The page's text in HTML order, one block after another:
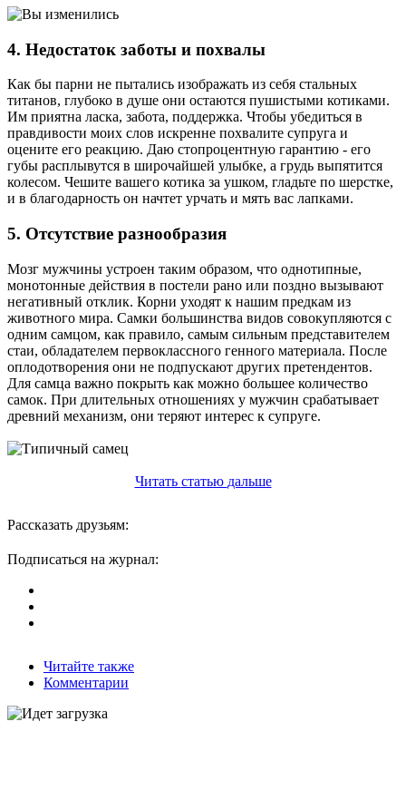
4. Недостаток заботы и похвалы
Как бы парни не пытались изображать из себя стальных
титанов, глубоко в душе они остаются пушистыми котиками.
Им приятна ласка, забота, поддержка. Чтобы убедиться в
правдивости моих слов искренне похвалите супруга и
оцените его реакцию. Даю стопроцентную гарантию - его
губы расплывутся в широчайшей улыбке, а грудь выпятится
колесом. Чешите вашего котика за ушком, гладьте по шерстке,
и в благодарность он начтет урчать и мять вас лапками.
5. Отсутствие разнообразия
Мозг мужчины устроен таким образом, что однотипные,
монотонные действия в постели рано или поздно вызывают
негативный отклик. Корни уходят к нашим предкам из
животного мира. Самки большинства видов совокупляются с
одним самцом, как правило, самым сильным представителем
стаи, обладателем первоклассного генного материала. После
оплодотворения они не подпускают других претендентов.
Для самца важно покрыть как можно большее количество
самок. При длительных отношениях у мужчин срабатывает
древний механизм, они теряют интерес к супруге.
Читать статью дальше
Рассказать друзьям:
Подписаться на журнал:
Читайте также
Комментарии